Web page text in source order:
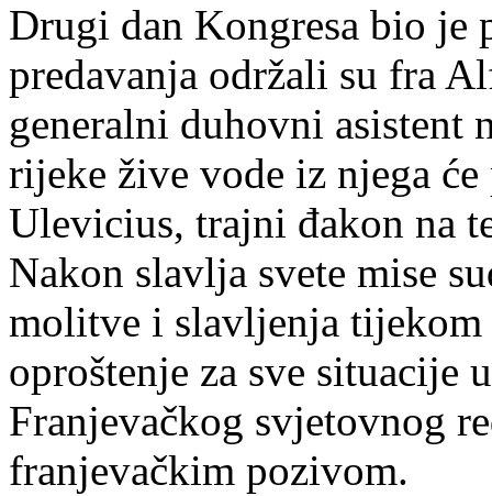
Drugi dan Kongresa bio je
predavanja održali su fra
generalni duhovni asistent
rijeke žive vode iz njega
Ulevicius, trajni đakon na
Nakon slavlja svete mise
molitve i slavljenja
oproštenje za sve situacije
Franjevačkog svjetovnog
franjevačkim pozivom.